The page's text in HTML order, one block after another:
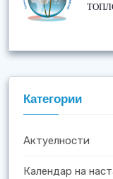
Категории
Актуелности
Календар на